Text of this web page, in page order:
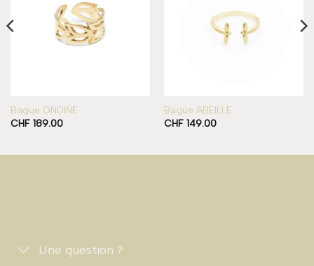
Bague ONDINE
CHF189.00
Bague ABEILLE
CHF149.00
Une question ?